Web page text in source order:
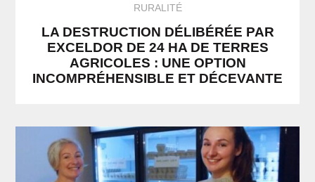
RURALITÉ
LA DESTRUCTION DÉLIBÉRÉE PAR
EXCELDOR DE 24 HA DE TERRES
AGRICOLES : UNE OPTION
INCOMPRÉHENSIBLE ET DÉCEVANTE